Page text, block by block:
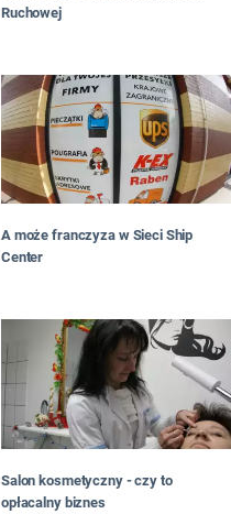
Ruchowej
A może franczyza w Sieci Ship
Center
Salon kosmetyczny - czy to
opłacalny biznes